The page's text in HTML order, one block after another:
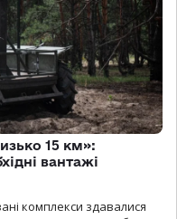
15 км»:
вантажі
комплекси здавалися